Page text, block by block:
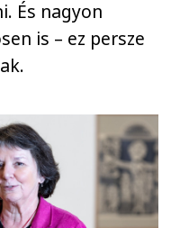
És nagyon
is – ez persze